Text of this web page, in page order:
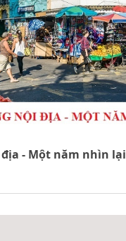
- Một năm nhìn lại